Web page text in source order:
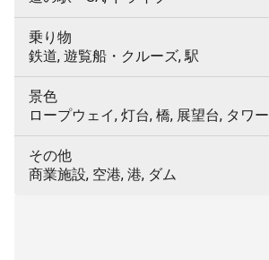
乗り物
鉄道, 遊覧船・クルーズ, 駅
景色
ロープウェイ, 灯台, 橋, 展望台, タワー
その他
商業施設, 空港, 港, ダム